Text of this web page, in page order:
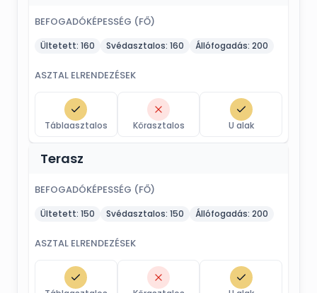
BEFOGADÓKÉPESSÉG (FŐ)
Ültetett: 160 Svédasztalos: 160 Állófogadás: 200
ASZTAL ELRENDEZÉSEK
Táblaasztalos Körasztalos U alak
Terasz
BEFOGADÓKÉPESSÉG (FŐ)
Ültetett: 150 Svédasztalos: 150 Állófogadás: 200
ASZTAL ELRENDEZÉSEK